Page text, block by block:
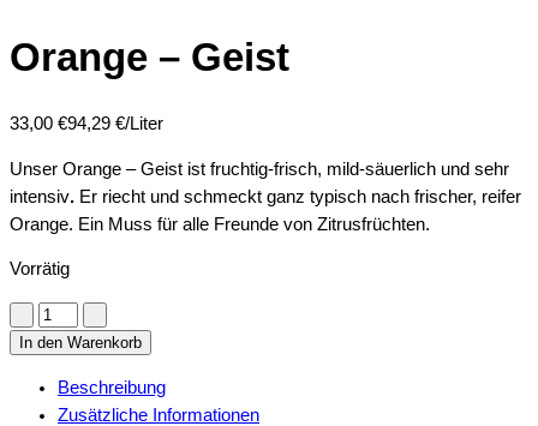
Orange – Geist
33,00 €94,29 €/Liter
Unser Orange – Geist ist fruchtig-frisch, mild-säuerlich und sehr
intensiv. Er riecht und schmeckt ganz typisch nach frischer, reifer
Orange. Ein Muss für alle Freunde von Zitrusfrüchten.
Vorrätig
Orange
quantity
In den Warenkorb
Beschreibung
Zusätzliche Informationen